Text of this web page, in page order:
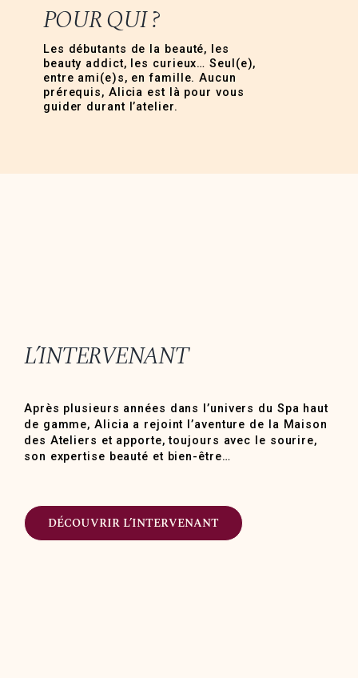
POUR QUI ?
Les débutants de la beauté, les
beauty addict, les curieux… Seul(e),
entre ami(e)s, en famille. Aucun
prérequis, Alicia est là pour vous
guider durant l’atelier.
L’INTERVENANT
Après plusieurs années dans l’univers du Spa haut
de gamme, Alicia a rejoint l’aventure de la Maison
des Ateliers et apporte, toujours avec le sourire,
son expertise beauté et bien-être…
DÉCOUVRIR L’INTERVENANT